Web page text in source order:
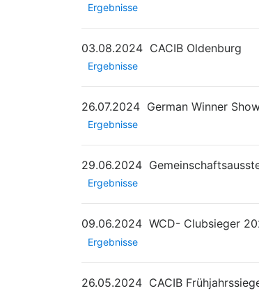
Ergebnisse
03.08.2024 CACIB Oldenburg
Ergebnisse
26.07.2024 German Winner
Ergebnisse
29.06.2024
Ergebnisse
09.06.2024 WCD- Clubsieger
Ergebnisse
26.05.2024 CACIB